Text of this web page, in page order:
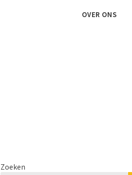
OVER ONS
Zoeken